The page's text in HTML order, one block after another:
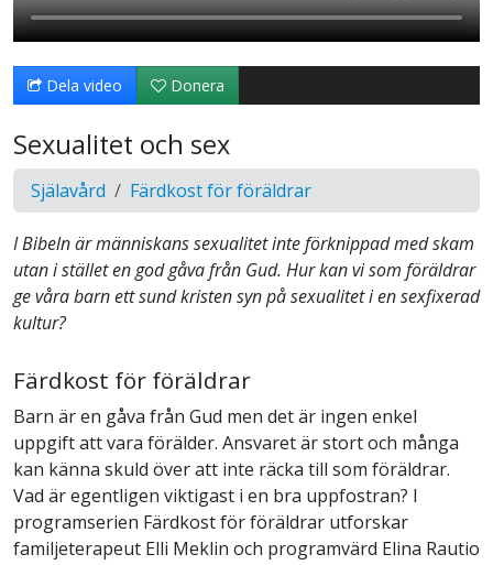
Dela video Donera
Sexualitet och sex
Själavård Färdkost för föräldrar
I Bibeln är människans sexualitet inte förknippad med skam
utan i stället en god gåva från Gud. Hur kan vi som föräldrar
ge våra barn ett sund kristen syn på sexualitet i en sexfixerad
kultur?
Färdkost för föräldrar
Barn är en gåva från Gud men det är ingen enkel
uppgift att vara förälder. Ansvaret är stort och många
kan känna skuld över att inte räcka till som föräldrar.
Vad är egentligen viktigast i en bra uppfostran? I
programserien Färdkost för föräldrar utforskar
familjeterapeut Elli Meklin och programvärd Elina Rautio